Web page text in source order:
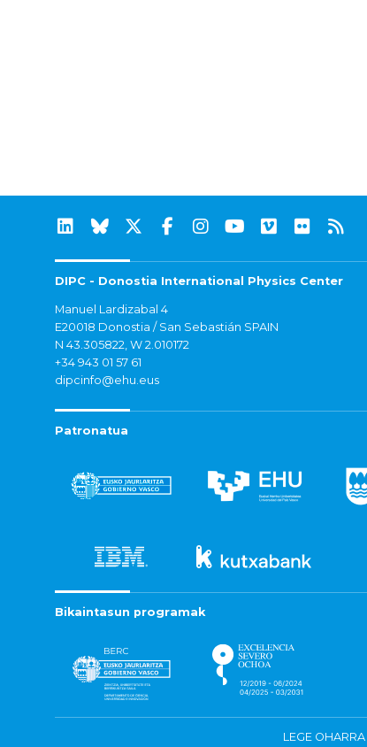
DIPC - Donostia International Physics Center
Manuel Lardizabal 4
E20018 Donostia / San Sebastián SPAIN
N 43.305822, W 2.010172
+34 943 01 57 61
dipcinfo@ehu.eus
Patronatua
Bikaintasun programak
LEGE OHARRA